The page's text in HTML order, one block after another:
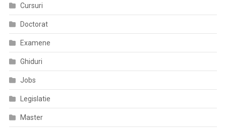
Cursuri
Doctorat
Examene
Ghiduri
Jobs
Legislatie
Master